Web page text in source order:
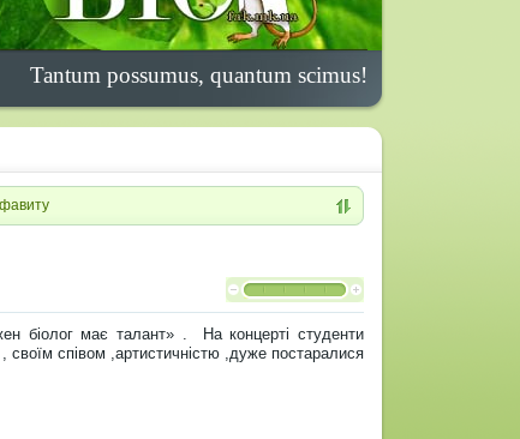
Tantum possumus, quantum scimus!
біолог має талант» . На концерті студенти
своїм співом ,артистичністю ,дуже постаралися